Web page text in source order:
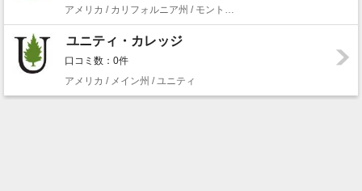
ユニティ・カレッジ
口コミ数：0件
アメリカ / メイン州 / ユニティ